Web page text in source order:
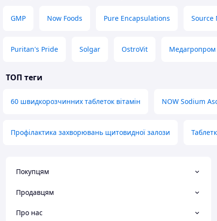
GMP Now Foods Pure Encapsulations Source
Puritan's Pride Solgar OstroVit Медагропром
ТОП теги
60 швидкорозчинних таблеток вітамін NOW Sodium
Профілактика захворювань щитовидної залози
Покупцям
Продавцям
Про нас